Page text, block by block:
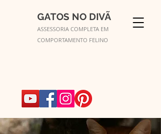
GATOS NO DIVÃ
ASSESSORIA COMPLETA EM
COMPORTAMENTO FELINO